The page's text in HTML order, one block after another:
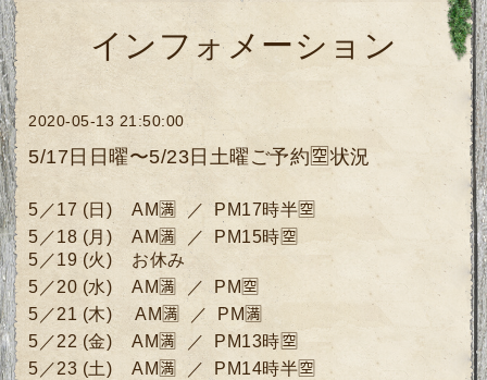
インフォメーション
2020-05-13 21:50:00
5/17日日曜〜5/23日土曜ご予約🈳状況
5／17 (日)
AM🈵 ／ PM17時半🈳
5／18 (月)AM🈵 ／ PM15時🈳
5／19 (火) お休み
5／20 (水)AM🈵 ／ PM🈳
5／21 (木)
AM🈵 ／ PM🈵
5／22 (金)
AM🈵 ／ PM13時🈳
5／23 (土) AM🈵 ／ PM14時半🈳